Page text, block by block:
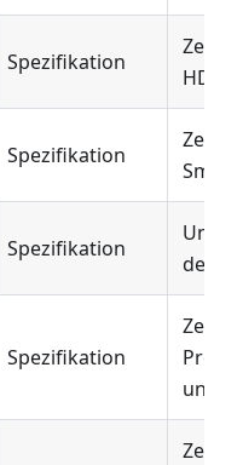
Spezifikation
Zeigt
HDR
Spezifikation
Zeigt
Spezifikation
der
Spezifikation
Zeigt
Zeigt